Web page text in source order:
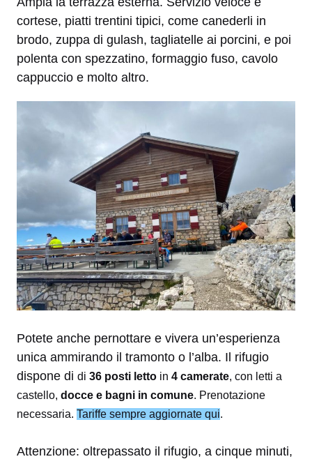
cortese, piatti trentini tipici, come canederli in
brodo, zuppa di gulash, tagliatelle ai porcini, e poi
polenta con spezzatino, formaggio fuso, cavolo
cappuccio e molto altro.
Potete anche pernottare e vivera un’esperienza
unica ammirando il tramonto o l’alba. Il rifugio
dispone di di 36 posti letto in 4 camerate, con letti a
castello, docce e bagni in comune. Prenotazione
necessaria. Tariffe sempre aggiornate qui.
Attenzione: oltrepassato il rifugio, a cinque minuti,